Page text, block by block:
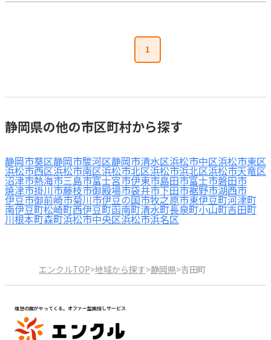
1
静岡県の他の市区町村から探す
静岡市葵区静岡市駿河区静岡市清水区浜松市中区浜松市東区
浜松市西区浜松市南区浜松市北区浜松市浜北区浜松市天竜区
沼津市熱海市三島市富士宮市伊東市島田市富士市磐田市
焼津市掛川市藤枝市御殿場市袋井市下田市裾野市湖西市
伊豆市御前崎市菊川市伊豆の国市牧之原市東伊豆町河津町
南伊豆町松崎町西伊豆町函南町清水町長泉町小山町吉田町
川根本町森町浜松市中央区浜松市浜名区
エンクルTOP>地域から探す>静岡県>吉田町
理想の園がやってくる。オファー型園探しサービス